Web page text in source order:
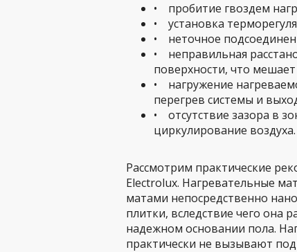
• пробитие гвоздем
• установка
• неточное
• неправильная
поверхности, что мешает
• нагружение
перегрев системы и
• отсутствие зазора в
циркулирование воздуха.
Рассмотрим практические
Electrolux. Нагревательные
матами непосредственно
плитки, вследствие чего она
надежном основании пола.
практически не вызывают